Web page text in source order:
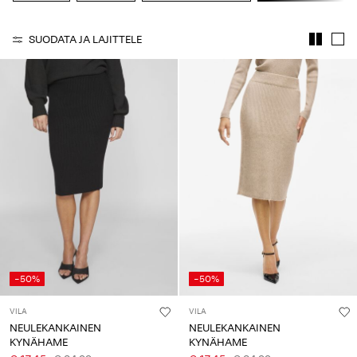
Tietoa
meistä
Suomi
suomi
SUODATA JA LAJITTELE
-50%
VILA
NEULEKANKAINEN
KYNÄHAME
-50%
VILA
NEULEKANKAINEN
KYNÄHAME